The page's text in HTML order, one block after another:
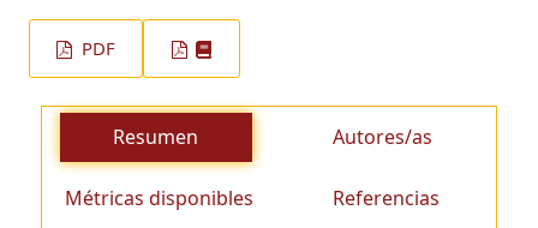
PDF
Resumen Autores/as
Métricas disponibles Referencias